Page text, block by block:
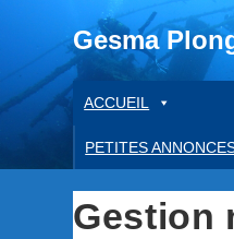
Gesma
ACCUEIL
PETITES
Gestion